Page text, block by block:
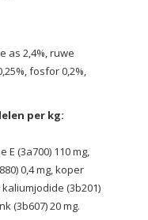
as 2,4%, ruwe
fosfor 0,2%,
per kg:
E (3a700) 110 mg,
0,4 mg, koper
kaliumjodide (3b201)
(3b607) 20 mg.